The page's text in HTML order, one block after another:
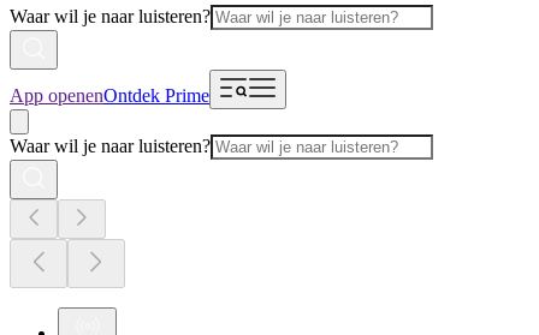
Waar wil je naar luisteren?
App openenOntdek Prime
Waar wil je naar luisteren?